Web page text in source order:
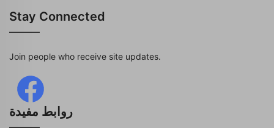
Stay Connected
Join people who receive site updates.
روابط مفيدة